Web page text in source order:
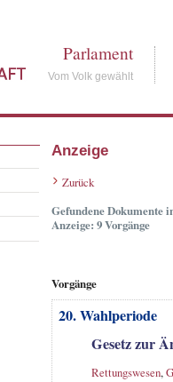
Parlament
Vom Volk gewählt
Anzeige
Zurück
Gefundene Dokumente
Anzeige: 9 Vorgänge
Vorgänge
20. Wahlperiode
Gesetz zur
Rettungswesen,